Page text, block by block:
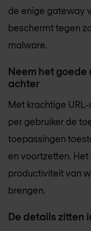
de enige gateway
beschermt tegen
malware.
Neem het goede
achter
Met krachtige
per gebruiker de
toepassingen
en voortzetten.
productiviteit van
brengen.
De details zitten